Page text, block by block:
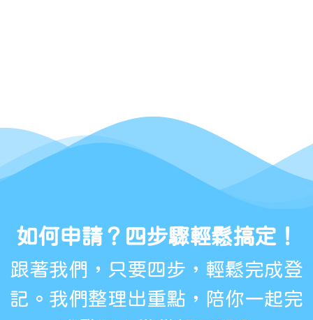
如何申請？四步驟輕鬆搞定！
跟著我們，只要四步，輕鬆完成登
記。我們整理出重點，陪你一起完